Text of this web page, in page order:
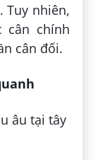
Tuy nhiên,
cân chính
cân đối.